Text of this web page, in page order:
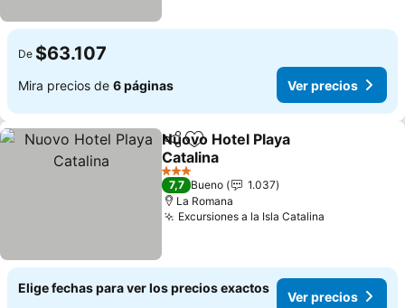
De $63.107
Mira precios de 6 páginas Ver precios
CompartirAgregar a favoritos
Nuovo Hotel Playa
Catalina
3 Estrellas
7,7 Bueno
1.037
La Romana
Excursiones a la Isla Catalina
Elige fechas para ver los precios exactos
Ver precios